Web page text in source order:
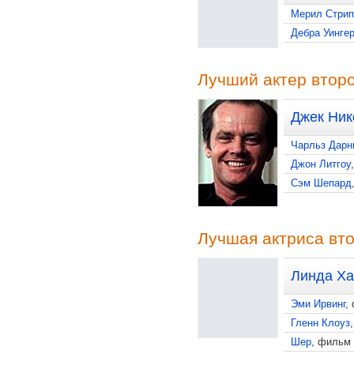
Мерил Стрип
Дебра Уингер
Лучший актер
Джек
Чарльз
Джон Литгоу
Сэм Шепард
Лучшая актриса
Линда
Эми Ирвинг,
Гленн Клоуз
Шер, фильм